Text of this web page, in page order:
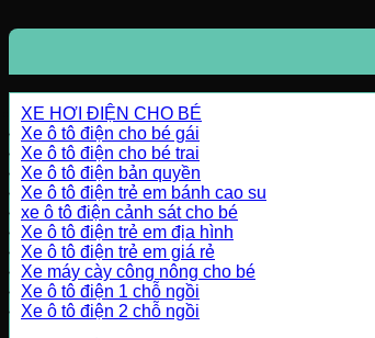
XE HƠI ĐIỆN CHO BÉ
Xe ô tô điện cho bé gái
Xe ô tô điện cho bé trai
Xe ô tô điện bản quyền
Xe ô tô điện trẻ em bánh cao su
xe ô tô điện cảnh sát cho bé
Xe ô tô điện trẻ em địa hình
Xe ô tô điện trẻ em giá rẻ
Xe máy cày công nông cho bé
Xe ô tô điện 1 chỗ ngồi
Xe ô tô điện 2 chỗ ngồi